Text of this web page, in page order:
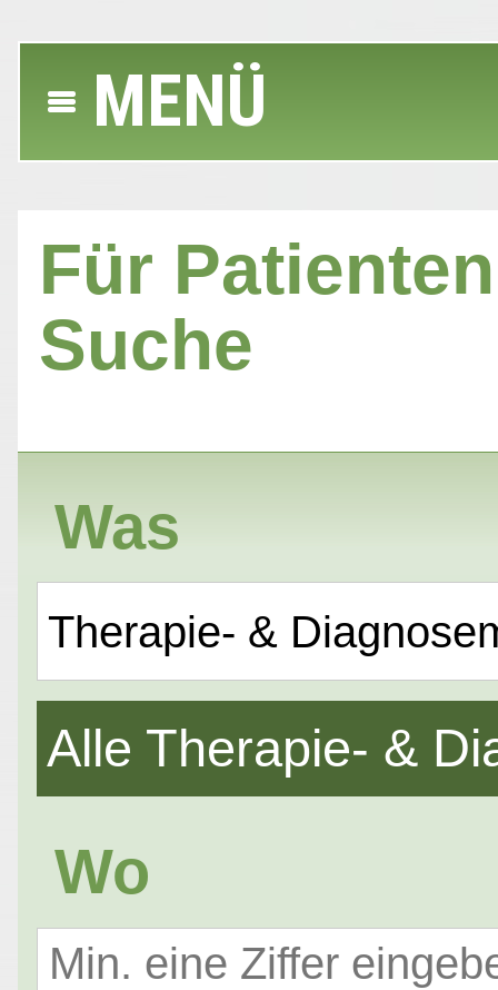
MENÜ
Für
Suche
Was
Therapie- &
Alle Therapie- &
Wo